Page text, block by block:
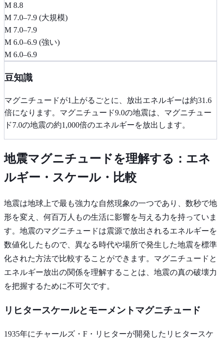
M 8.8
M 7.0–7.9 (大規模)
M 7.0–7.9
M 6.0–6.9 (強い)
M 6.0–6.9
豆知識
マグニチュードが1上がるごとに、放出エネルギーは約31.6
倍になります。マグニチュード9.0の地震は、マグニチュー
ド7.0の地震の約1,000倍のエネルギーを放出します。
地震マグニチュードを理解する：エネ
ルギー・スケール・比較
地震は地球上で最も強力な自然現象の一つであり、数秒で地
形を変え、何百万人もの生活に影響を与える力を持っていま
す。地震のマグニチュードは震源で放出されるエネルギーを
数値化したもので、異なる時代や場所で発生した地震を標準
化された方法で比較することができます。マグニチュードと
エネルギー放出の関係を理解することは、地震の真の破壊力
を把握するために不可欠です。
リヒタースケールとモーメントマグニチュード
1935年にチャールズ・F・リヒターが開発したリヒタースケ